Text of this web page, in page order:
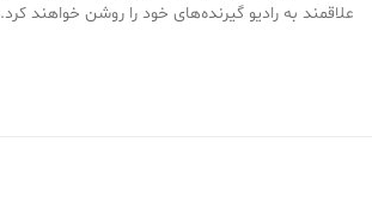
علاقمند به رادیو گیرنده‌های خود را روشن خواهند کرد.